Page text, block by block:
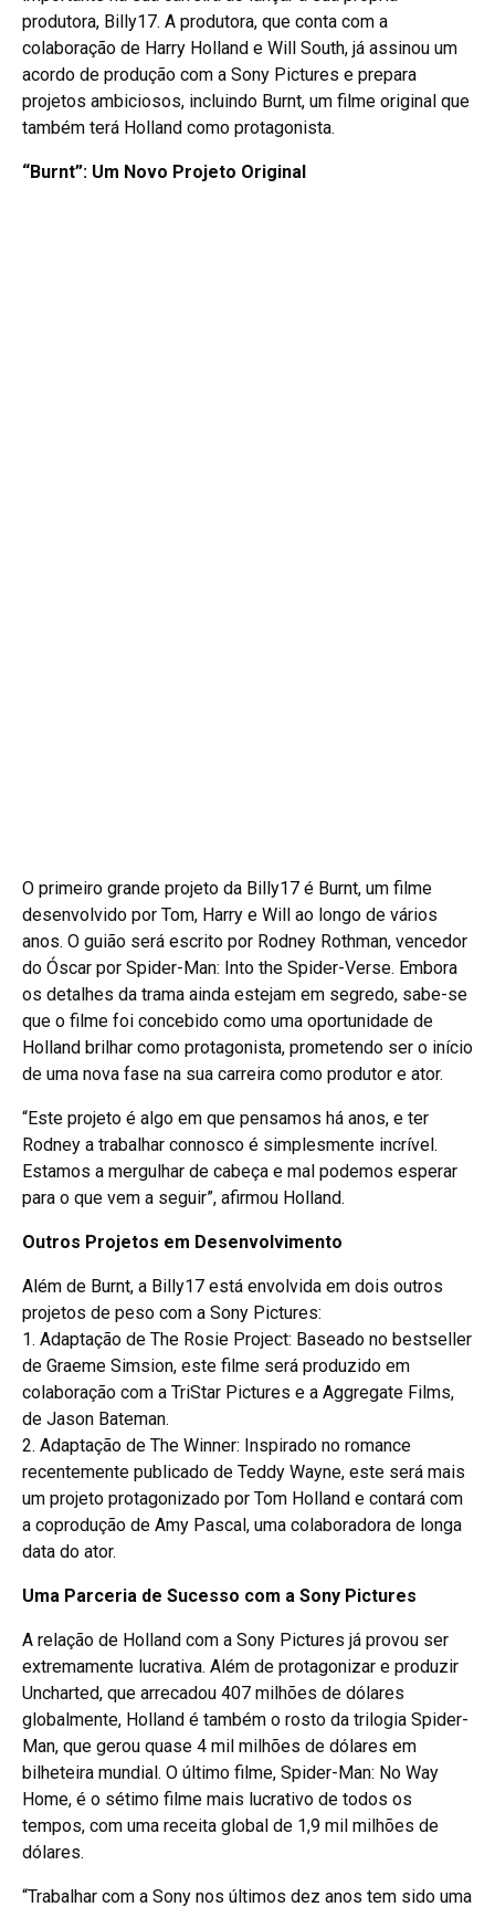
produtora, Billy17. A produtora, que conta com a
colaboração de Harry Holland e Will South, já assinou um
acordo de produção com a Sony Pictures e prepara
projetos ambiciosos, incluindo Burnt, um filme original que
também terá Holland como protagonista.
“Burnt”: Um Novo Projeto Original
O primeiro grande projeto da Billy17 é Burnt, um filme
desenvolvido por Tom, Harry e Will ao longo de vários
anos. O guião será escrito por Rodney Rothman, vencedor
do Óscar por Spider-Man: Into the Spider-Verse. Embora
os detalhes da trama ainda estejam em segredo, sabe-se
que o filme foi concebido como uma oportunidade de
Holland brilhar como protagonista, prometendo ser o início
de uma nova fase na sua carreira como produtor e ator.
“Este projeto é algo em que pensamos há anos, e ter
Rodney a trabalhar connosco é simplesmente incrível.
Estamos a mergulhar de cabeça e mal podemos esperar
para o que vem a seguir”, afirmou Holland.
Outros Projetos em Desenvolvimento
Além de Burnt, a Billy17 está envolvida em dois outros
projetos de peso com a Sony Pictures:
1. Adaptação de The Rosie Project: Baseado no bestseller
de Graeme Simsion, este filme será produzido em
colaboração com a TriStar Pictures e a Aggregate Films,
de Jason Bateman.
2. Adaptação de The Winner: Inspirado no romance
recentemente publicado de Teddy Wayne, este será mais
um projeto protagonizado por Tom Holland e contará com
a coprodução de Amy Pascal, uma colaboradora de longa
data do ator.
Uma Parceria de Sucesso com a Sony Pictures
A relação de Holland com a Sony Pictures já provou ser
extremamente lucrativa. Além de protagonizar e produzir
Uncharted, que arrecadou 407 milhões de dólares
globalmente, Holland é também o rosto da trilogia Spider-
Man, que gerou quase 4 mil milhões de dólares em
bilheteira mundial. O último filme, Spider-Man: No Way
Home, é o sétimo filme mais lucrativo de todos os
tempos, com uma receita global de 1,9 mil milhões de
dólares.
“Trabalhar com a Sony nos últimos dez anos tem sido uma